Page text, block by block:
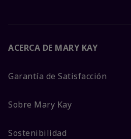
ACERCA DE MARY KAY
Garantía de Satisfacción
Sobre Mary Kay
Sostenibilidad